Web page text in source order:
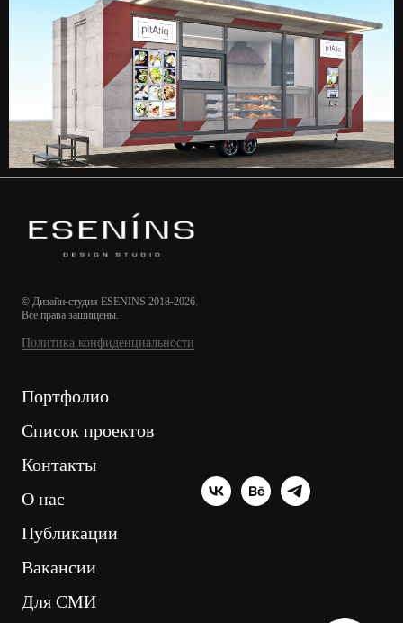
© Дизайн-студия ESENINS 2018-2026.
Все права защищены.
Политика конфиденциальности
Портфолио
Список проектов
Контакты
О нас
Публикации
Вакансии
Для СМИ